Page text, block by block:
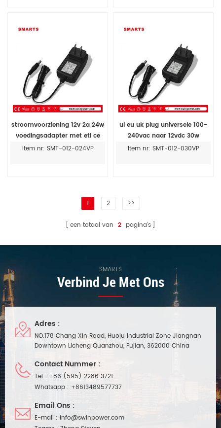
stroomvoorziening 12v 2a 24w
voedingsadapter met etl ce
rohs
Item nr: SMT-012-024VP
ul eu uk plug universele 100-
240vac naar 12vdc 30w
schakelende adapter
Item nr: SMT-012-030VP
1 2 >>
een totaal van 2 pagina's
SMARTS
Verbind Je Met Ons
Adres :
NO.178 Chang Xin Road, Huoju Industrial Zone Jiangnan
Downtown Licheng Quanzhou, Fujian, 362000 China
Contact Nummer :
Tel : +86 (595) 2286 3721
Whatsapp : +8613489577737
Email Ons :
E-mail : info@swinpower.com